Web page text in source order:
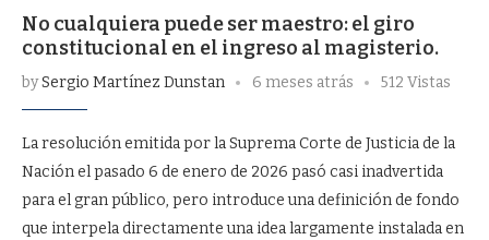
No cualquiera puede ser maestro: el giro
constitucional en el ingreso al magisterio.
bySergio Martínez Dunstan 6 meses atrás 512 Vistas
La resolución emitida por la Suprema Corte de Justicia de la
Nación el pasado 6 de enero de 2026 pasó casi inadvertida
para el gran público, pero introduce una definición de fondo
que interpela directamente una idea largamente instalada en